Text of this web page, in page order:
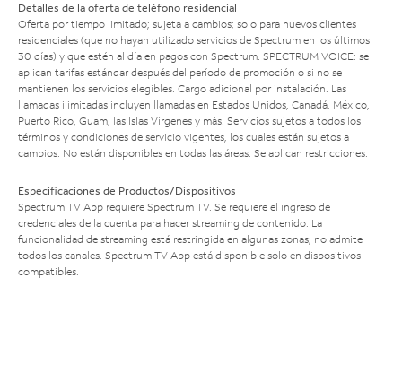
Detalles de la oferta de teléfono residencial
Oferta por tiempo limitado; sujeta a cambios; solo para nuevos clientes
residenciales (que no hayan utilizado servicios de Spectrum en los últimos
30 días) y que estén al día en pagos con Spectrum. SPECTRUM VOICE: se
aplican tarifas estándar después del período de promoción o si no se
mantienen los servicios elegibles. Cargo adicional por instalación. Las
llamadas ilimitadas incluyen llamadas en Estados Unidos, Canadá, México,
Puerto Rico, Guam, las Islas Vírgenes y más. Servicios sujetos a todos los
términos y condiciones de servicio vigentes, los cuales están sujetos a
cambios. No están disponibles en todas las áreas. Se aplican restricciones.
Especificaciones de Productos/Dispositivos
Spectrum TV App requiere Spectrum TV. Se requiere el ingreso de
credenciales de la cuenta para hacer streaming de contenido. La
funcionalidad de streaming está restringida en algunas zonas; no admite
todos los canales. Spectrum TV App está disponible solo en dispositivos
compatibles.